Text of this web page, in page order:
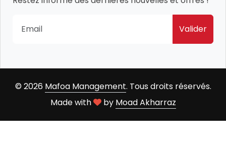
Valider
© 2026 Mafoa Management. Tous droits réservés.
Made with
by Moad Akharraz